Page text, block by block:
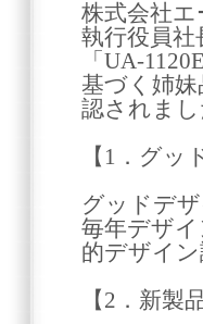
株式会社
執行役員
「UA-
基づく姉
認されまし
【1．グッ
グッドデ
毎年デザ
的デザイ
【2．新製